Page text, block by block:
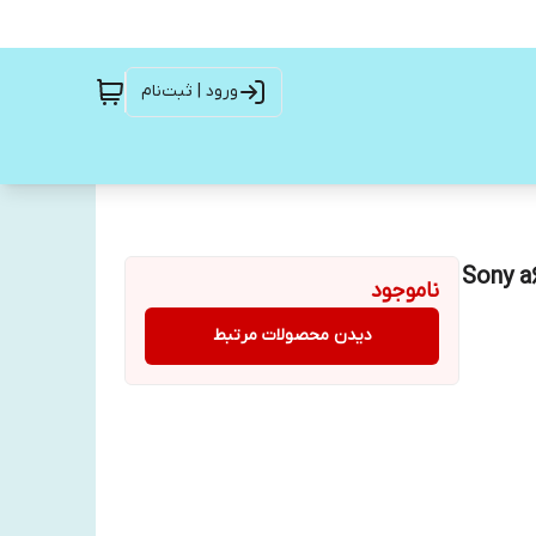
ورود | ثبت‌نام
ناموجود
دیدن محصولات مرتبط